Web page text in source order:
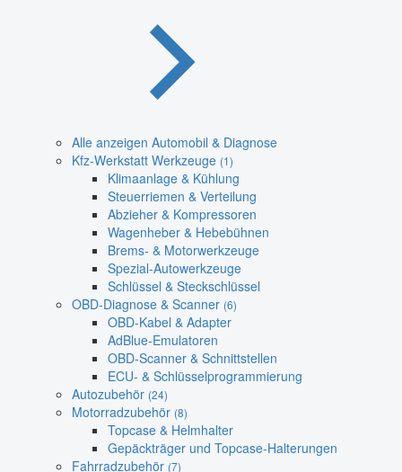
Alle anzeigen Automobil & Diagnose
Kfz-Werkstatt Werkzeuge (1)
Klimaanlage & Kühlung
Steuerriemen & Verteilung
Abzieher & Kompressoren
Wagenheber & Hebebühnen
Brems- & Motorwerkzeuge
Spezial-Autowerkzeuge
Schlüssel & Steckschlüssel
OBD-Diagnose & Scanner (6)
OBD-Kabel & Adapter
AdBlue-Emulatoren
OBD-Scanner & Schnittstellen
ECU- & Schlüsselprogrammierung
Autozubehör (24)
Motorradzubehör (8)
Topcase & Helmhalter
Gepäckträger und Topcase-Halterungen
Fahrradzubehör (7)